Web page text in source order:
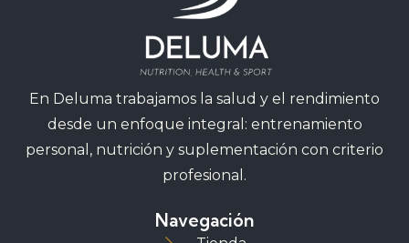
En Deluma trabajamos la salud y el rendimiento
desde un enfoque integral: entrenamiento
personal, nutrición y suplementación con criterio
profesional.
Navegación